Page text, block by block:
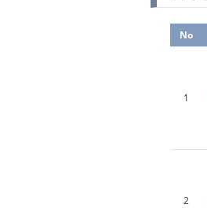
No
1
2